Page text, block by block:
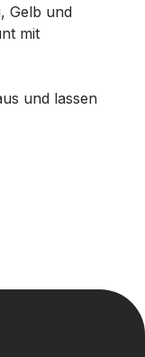
Gelb und
mit
und lassen